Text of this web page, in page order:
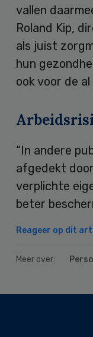
vallen
Roland Kip,
als juist
hun
ook voor de
“In andere
afgedekt
verplichte
beter
Reageer op dit
Meer over: